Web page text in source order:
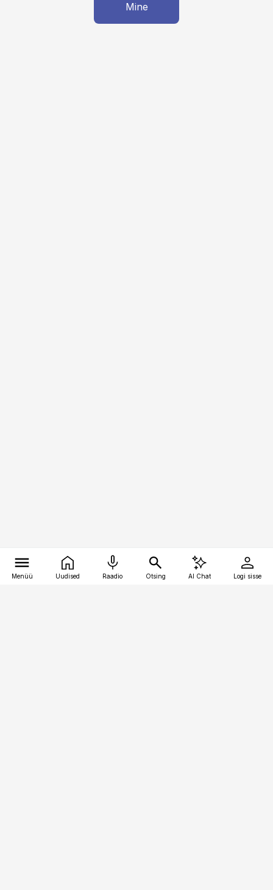
Mine
Menüü Uudised Raadio Otsing AI Chat Logi sisse